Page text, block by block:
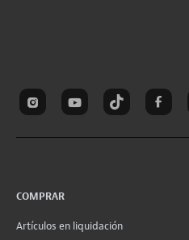
COMPRAR
Artículos en liquidación